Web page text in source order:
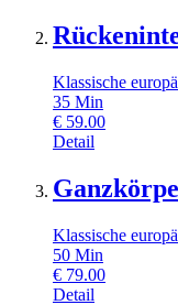
Klassische
35 Min
€ 59.00
Detail
Klassische
50 Min
€ 79.00
Detail